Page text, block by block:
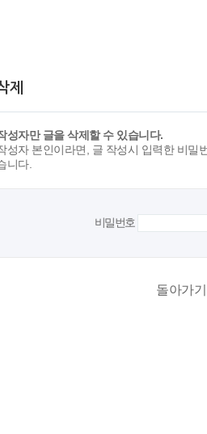
제
성자만 글을 삭제할 수 있습니다.
성자 본인이라면, 글 작성시 입력한 비밀
니다.
비밀번호
돌아가기